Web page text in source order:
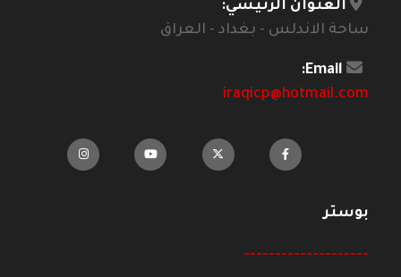
العنوان الرئيسي:
ساحة الاندلس - بغداد - العراق
Email:
iraqicp@hotmail.com
بوستر
--------------------